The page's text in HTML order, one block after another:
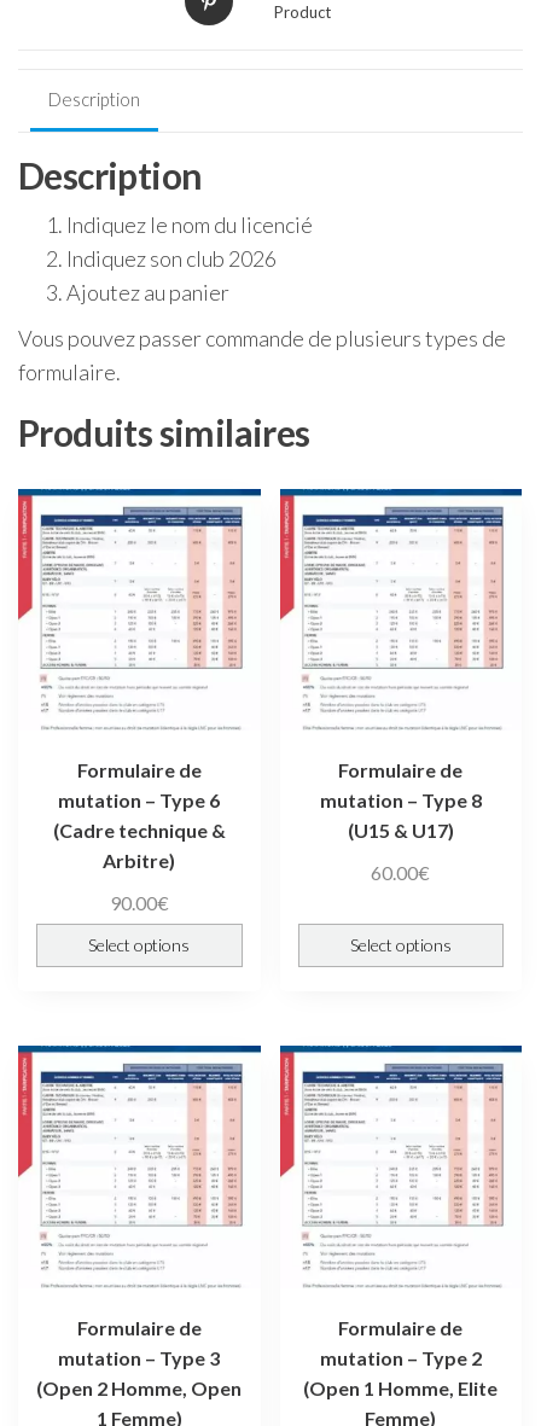
Product
Description
Description
Indiquez le nom du licencié
Indiquez son club 2026
Ajoutez au panier
Vous pouvez passer commande de plusieurs types de
formulaire.
Produits similaires
Formulaire de
mutation – Type 6
(Cadre technique &
Arbitre)
90.00€
Select options
Formulaire de
mutation – Type 8
(U15 & U17)
60.00€
Select options
Formulaire de
mutation – Type 3
(Open 2 Homme, Open
1 Femme)
Formulaire de
mutation – Type 2
(Open 1 Homme, Elite
Femme)